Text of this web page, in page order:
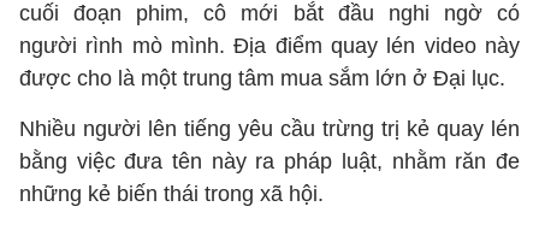
cuối đoạn phim, cô mới bắt đầu nghi ngờ có
người rình mò mình. Địa điểm quay lén video này
được cho là một trung tâm mua sắm lớn ở Đại lục.
Nhiều người lên tiếng yêu cầu trừng trị kẻ quay lén
bằng việc đưa tên này ra pháp luật, nhằm răn đe
những kẻ biến thái trong xã hội.